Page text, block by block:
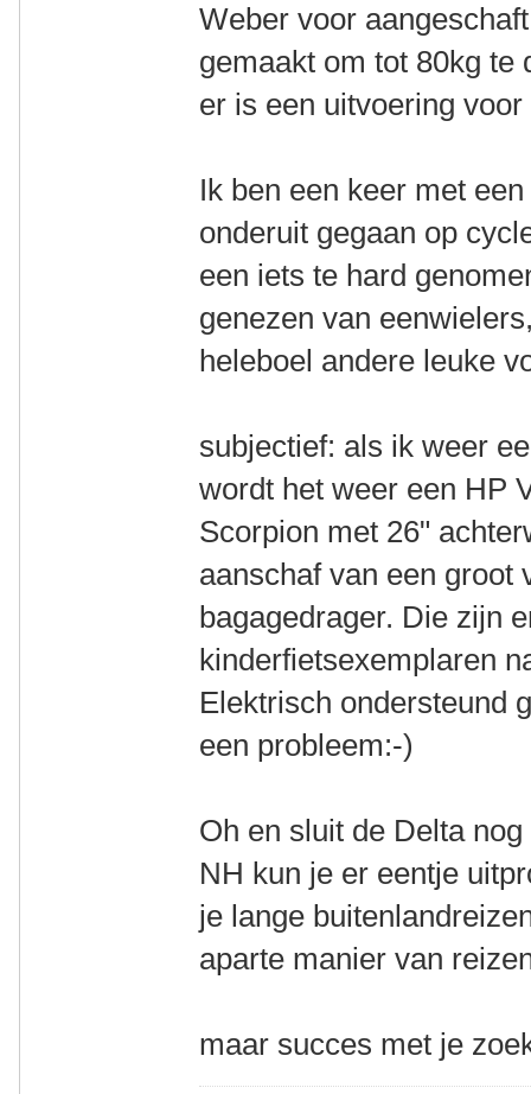
Weber voor
gemaakt om tot 80kg te
er is een uitvoering
Ik ben een keer met
onderuit gegaan op
een iets te hard
genezen van
heleboel andere leuke
subjectief: als ik weer
wordt het weer een HP
Scorpion met 26"
aanschaf van een groot
bagagedrager. Die zijn
kinderfietsexemplaren
Elektrisch ondersteund
een probleem:-)
Oh en sluit de Delta
NH kun je er eentje
je lange
aparte manier van
maar succes met je